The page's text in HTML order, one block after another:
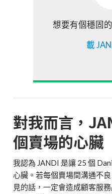
想要有個穩固
載
對我而言，
個賣場的心臟
我認為 JANDI 是讓 25 個
心臟。若每個賣場間溝通不
見的話，一定會造成顧客服